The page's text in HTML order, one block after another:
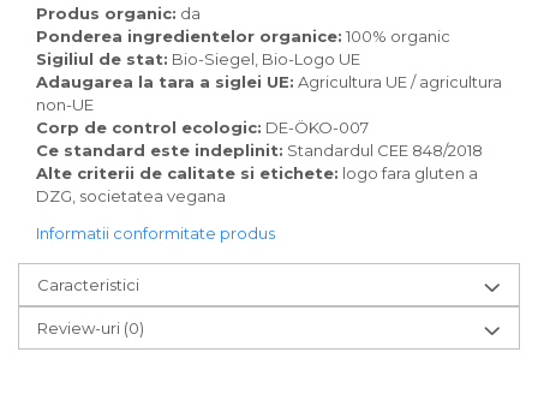
Sucuri din fructe si legume bio
Superalimente
Pudre proteice bio
Superalimente bio
Uleiuri, grasimi si otet
Grasimi bio
Otet bio
Ulei bio
Ulei de masline bio
Uleiuri esentiale alimentare bio
Uleiuri Oxyguard
Produs organic: da
Ponderea ingredientelor organice: 100% organic
Sigiliul de stat: Bio-Siegel, Bio-Logo UE
Adaugarea la tara a siglei UE: Agricultura UE / agricultura
non-UE
Corp de control ecologic: DE-ÖKO-007
Ce standard este indeplinit: Standardul CEE 848/2018
Alte criterii de calitate si etichete: logo fara gluten a
DZG, societatea vegana
Informatii conformitate produs
Caracteristici
Review-uri (0)